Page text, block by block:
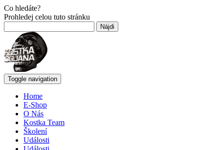
Co hledáte?
Prohledej celou tuto stránku
Toggle navigation
Home
E-Shop
O Nás
Kostka Team
Školení
Události